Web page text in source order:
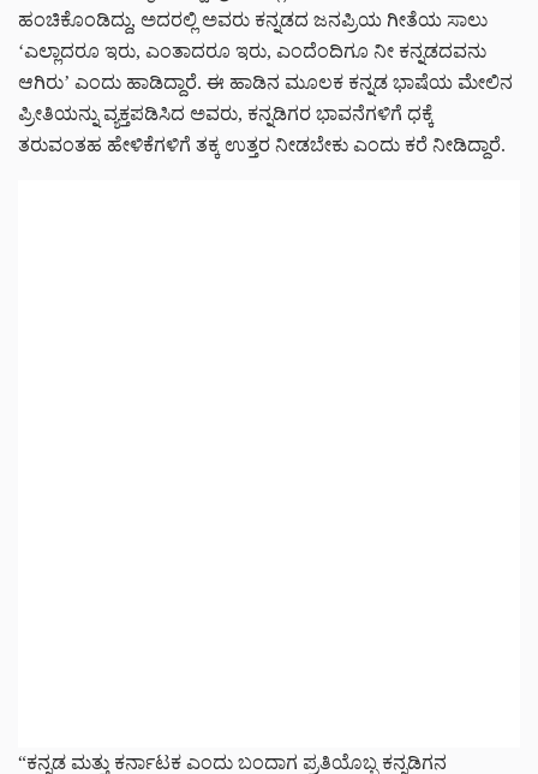
ಹಂಚಿಕೊಂಡಿದ್ದು, ಅದರಲ್ಲಿ ಅವರು ಕನ್ನಡದ ಜನಪ್ರಿಯ ಗೀತೆಯ ಸಾಲು
‘ಎಲ್ಲಾದರೂ ಇರು, ಎಂತಾದರೂ ಇರು, ಎಂದೆಂದಿಗೂ ನೀ ಕನ್ನಡದವನು
ಆಗಿರು’ ಎಂದು ಹಾಡಿದ್ದಾರೆ. ಈ ಹಾಡಿನ ಮೂಲಕ ಕನ್ನಡ ಭಾಷೆಯ ಮೇಲಿನ
ಪ್ರೀತಿಯನ್ನು ವ್ಯಕ್ತಪಡಿಸಿದ ಅವರು, ಕನ್ನಡಿಗರ ಭಾವನೆಗಳಿಗೆ ಧಕ್ಕೆ
ತರುವಂತಹ ಹೇಳಿಕೆಗಳಿಗೆ ತಕ್ಕ ಉತ್ತರ ನೀಡಬೇಕು ಎಂದು ಕರೆ ನೀಡಿದ್ದಾರೆ.
“ಕನ್ನಡ ಮತ್ತು ಕರ್ನಾಟಕ ಎಂದು ಬಂದಾಗ ಪ್ರತಿಯೊಬ್ಬ ಕನ್ನಡಿಗನ